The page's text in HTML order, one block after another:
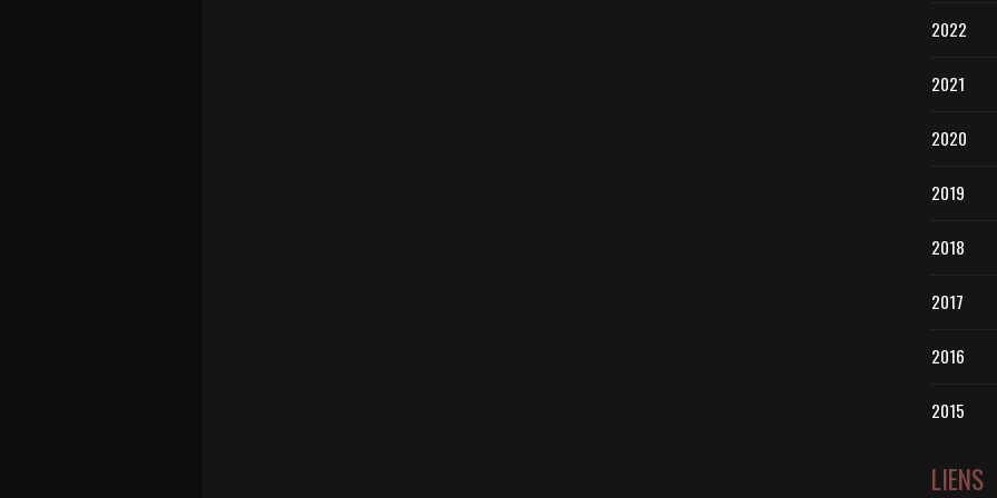
2022
2021
2020
2019
2018
2017
2016
2015
LIENS